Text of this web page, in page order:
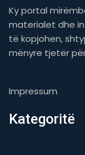
Ky portal
materialet dhe
të kopjohen,
mënyre tjetër
Impressum
Kategoritë